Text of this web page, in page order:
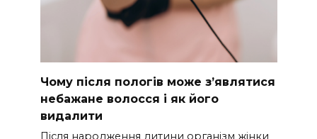
Чому після пологів може з’являтися
небажане волосся і як його
видалити
Після народження дитини організм жінки